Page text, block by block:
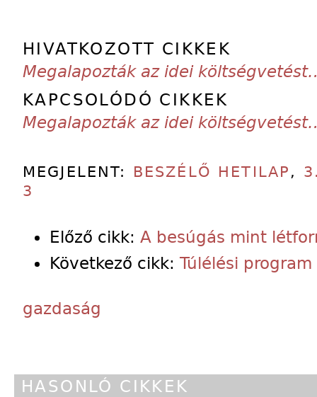
HIVATKOZOTT CIKKEK
Megalapozták az idei
KAPCSOLÓDÓ CIKKEK
Megalapozták az idei
MEGJELENT: BESZÉLŐ HETILAP ,
3
Előző cikk: A besúgás mint
Következő cikk: Túlélési program
gazdaság
HASONLÓ CIKKEK